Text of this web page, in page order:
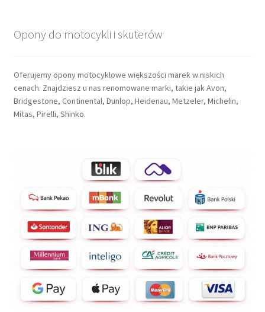
Opony do motocykli i skuterów
Oferujemy opony motocyklowe większości marek w niskich
cenach. Znajdziesz u nas renomowane marki, takie jak Avon,
Bridgestone, Continental, Dunlop, Heidenau, Metzeler, Michelin,
Mitas, Pirelli, Shinko.